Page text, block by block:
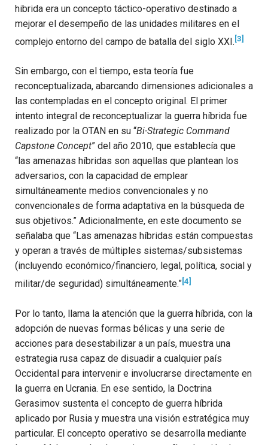
hibrida era un concepto táctico-operativo destinado a
mejorar el desempeño de las unidades militares en el
complejo entorno del campo de batalla del siglo XXI. [3]
Sin embargo, con el tiempo, esta teoría fue
reconceptualizada, abarcando dimensiones adicionales a
las contempladas en el concepto original. El primer
intento integral de reconceptualizar la guerra híbrida fue
realizado por la OTAN en su “Bi-Strategic Command
Capstone Concept” del año 2010, que establecía que
“las amenazas híbridas son aquellas que plantean los
adversarios, con la capacidad de emplear
simultáneamente medios convencionales y no
convencionales de forma adaptativa en la búsqueda de
sus objetivos.” Adicionalmente, en este documento se
señalaba que “Las amenazas híbridas están compuestas
y operan a través de múltiples sistemas/subsistemas
(incluyendo económico/financiero, legal, política, social y
militar/de seguridad) simultáneamente.”[4]
Por lo tanto, llama la atención que la guerra híbrida, con la
adopción de nuevas formas bélicas y una serie de
acciones para desestabilizar a un país, muestra una
estrategia rusa capaz de disuadir a cualquier país
Occidental para intervenir e involucrarse directamente en
la guerra en Ucrania. En ese sentido, la Doctrina
Gerasimov sustenta el concepto de guerra híbrida
aplicado por Rusia y muestra una visión estratégica muy
particular. El concepto operativo se desarrolla mediante